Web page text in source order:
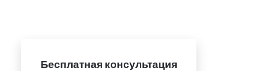
Бесплатная консультация